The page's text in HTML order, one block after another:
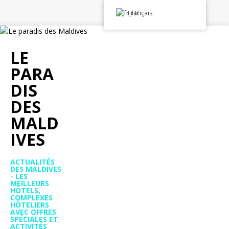
LE
PARA
DIS
DES
MALD
IVES
ACTUALITÉS
DES MALDIVES
- LES
MEILLEURS
HÔTELS,
COMPLEXES
HÔTELIERS
AVEC OFFRES
SPÉCIALES ET
ACTIVITÉS
Français